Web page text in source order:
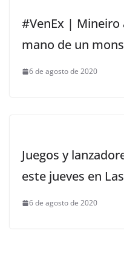
#VenEx | Mineiro
mano de un
6 de agosto de 2020
Juegos y
este jueves en
6 de agosto de 2020